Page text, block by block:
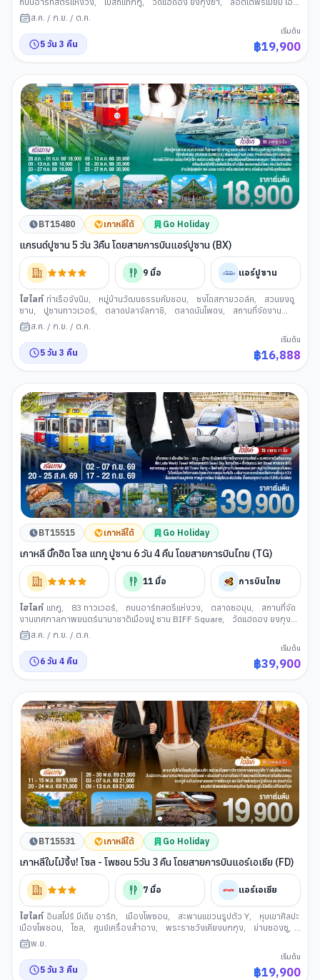
าเล็ , ตลาดนันโพดง
หาดแฮอีนแด
ท่าเรือจังนิม,
ท่าเรือสีรุ้งเวนิสแห่งเมืองปูซาน
ส.ค. / ก.ย. / ต.ค.
5 วัน 3 คืน
เริ่มต้น
฿19,900
BT15480 เกาหลีใต้ Go Holiday
แกรนด์ปูซาน 5 วัน 3คืน โดยสายการบินแอร์ปูซาน (BX)
9 มื้อ แอร์ปูซาน
ไฮไลท์ ท่าเรือจังนิม, หมู่บ้านวัฒนธรรมคัมชอน, ซงโดสกายวอล์ค,
สวนยงดู
ซาน, ปูซานทาวเวอร์, ตลาดปลาจัลกาชิ, ตลาดนันโพดง,
สถานที่จัดงาน
เทศกาลภาพยนตร์นานาชาติเมืองปู ซาน BIFF Square
แฮดอง ยงกุงซา
สะพานกวังอัน
ศูนย์สมุนไพรเกาหลี,
ช้อปปิ้งย่านแฮอีนแด
อุโมงค์ไวน์แห่ง
ส.ค. / ก.ย. / ต.ค.
5 วัน 3 คืน
เริ่มต้น
฿16,888
BT15515 เกาหลีใต้ Go Holiday
เกาหลี บิ๊กฮิต โซล แทกู ปูซาน 6 วัน 4 คืน โดยสายการบินไทย (TG)
11 มื้อ การบินไทย
ไฮไลท์ แทกู, 83 ทาวเวอร์, ถนนอาร์ทสตรีแห่งวง, ตลาดซอมุน,
สถานที่จัด
งานเทศกาลภาพยนตร์นานาชาติเมืองปู ซาน BIFF Square,
วัดแฮดอง ยงกุง
ซา, รถไฟสกายแคปซูล
สะพานกวังอัน ,
พระราชวัง
เคียงบกกุง, ห้องสมุดสตาร์ฟิลด์ โคเอ็กซ์ มอลล
ล็อต
เต้ โซลสกาย, พิพิธภัณฑ์สัตว์น้าล็อตเต้เวิลด์อควาเรียม ศูนย์สมุนไพรเกาหลี,
ส.ค. / ก.ย. / ต.ค.
6 วัน 4 คืน
เริ่มต้น
฿39,900
BT15531 เกาหลีใต้ Go Holiday
เกาหลีใบไม้จึ้ง! โซล - โพชอน 5วัน 3 คืน โดยสายการบินแอร์เอเชีย (FD)
7 มื้อ แอร์เอเชีย
ไฮไลท์ อินสไปร์ มีเดีย อาร์ท, เมืองโพซอน, สะพานแขวนรูปตัว Y,
หุบเขาศิลปะ
เมืองโพชอน, โซล, ศูนย์เครื่องสำอาง, พระราชวังเคียงบกกุง, ย่านซองซู,
หมู่บ้านวัฒนธรรมอึนพยอง
สมุนไพรเกาหลี
พ.ย.
5 วัน 3 คืน
เริ่มต้น
฿19,900